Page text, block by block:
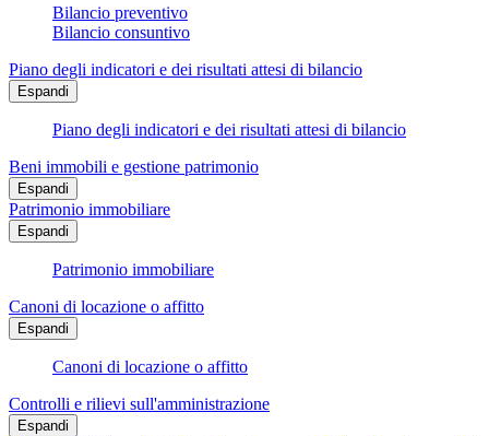
Bilancio preventivo
Bilancio consuntivo
Piano degli indicatori e dei risultati attesi di bilancio
Espandi
Piano degli indicatori e dei risultati attesi di bilancio
Beni immobili e gestione patrimonio
Espandi
Patrimonio immobiliare
Espandi
Patrimonio immobiliare
Canoni di locazione o affitto
Espandi
Canoni di locazione o affitto
Controlli e rilievi sull'amministrazione
Espandi